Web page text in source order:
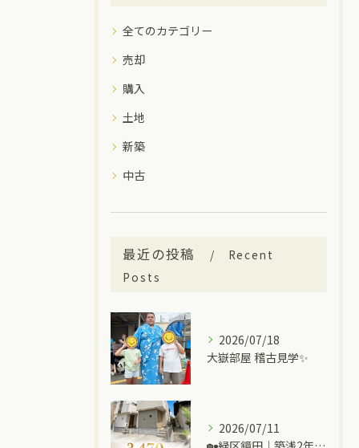
全てのカテゴリー
売却
購入
土地
新築
中古
最近の投稿
Recent
Posts
2026/07/18
大嶽部屋 稽古見学✨
2026/07/11